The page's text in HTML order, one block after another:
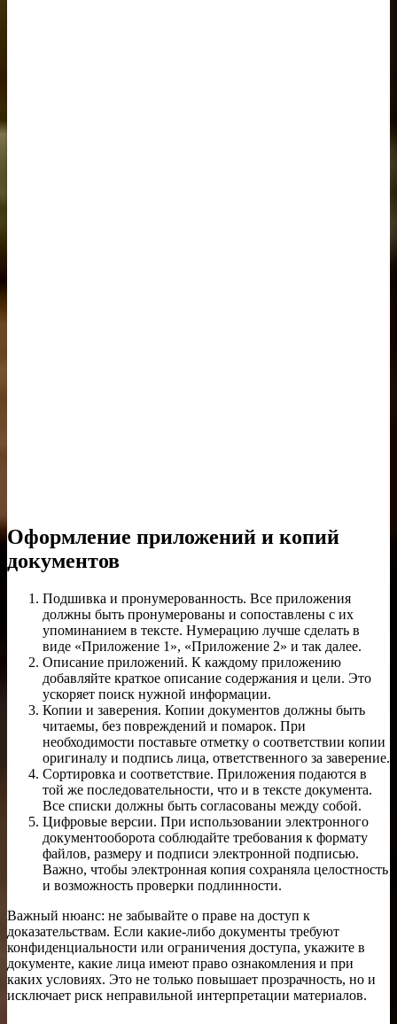
Оформление приложений и копий
документов
Подшивка и пронумерованность. Все приложения
должны быть пронумерованы и сопоставлены с их
упоминанием в тексте. Нумерацию лучше сделать в
виде «Приложение 1», «Приложение 2» и так далее.
Описание приложений. К каждому приложению
добавляйте краткое описание содержания и цели. Это
ускоряет поиск нужной информации.
Копии и заверения. Копии документов должны быть
читаемы, без повреждений и помарок. При
необходимости поставьте отметку о соответствии копии
оригиналу и подпись лица, ответственного за заверение.
Сортировка и соответствие. Приложения подаются в
той же последовательности, что и в тексте документа.
Все списки должны быть согласованы между собой.
Цифровые версии. При использовании электронного
документооборота соблюдайте требования к формату
файлов, размеру и подписи электронной подписью.
Важно, чтобы электронная копия сохраняла целостность
и возможность проверки подлинности.
Важный нюанс: не забывайте о праве на доступ к
доказательствам. Если какие-либо документы требуют
конфиденциальности или ограничения доступа, укажите в
документе, какие лица имеют право ознакомления и при
каких условиях. Это не только повышает прозрачность, но и
исключает риск неправильной интерпретации материалов.